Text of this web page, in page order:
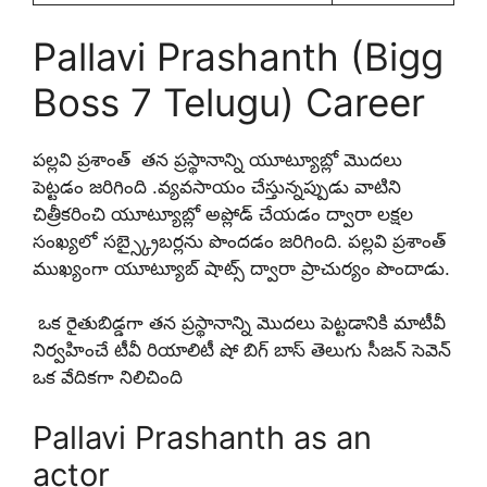
Pallavi Prashanth (Bigg
Boss 7 Telugu) Career
పల్లవి ప్రశాంత్ తన ప్రస్థానాన్ని యూట్యూబ్లో మొదలు
పెట్టడం జరిగింది .వ్యవసాయం చేస్తున్నప్పుడు వాటిని
చిత్రీకరించి యూట్యూబ్లో అప్లోడ్ చేయడం ద్వారా లక్షల
సంఖ్యలో సబ్స్క్రైబర్లను పొందడం జరిగింది. పల్లవి ప్రశాంత్
ముఖ్యంగా యూట్యూబ్ షాట్స్ ద్వారా ప్రాచుర్యం పొందాడు.
ఒక రైతుబిడ్డగా తన ప్రస్థానాన్ని మొదలు పెట్టడానికి మాటీవీ
నిర్వహించే టీవీ రియాలిటీ షో బిగ్ బాస్ తెలుగు సీజన్ సెవెన్
ఒక వేదికగా నిలిచింది
Pallavi Prashanth as an
actor